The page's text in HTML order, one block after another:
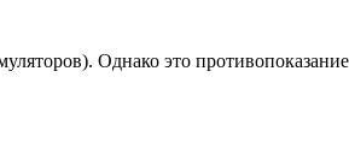
Однако это